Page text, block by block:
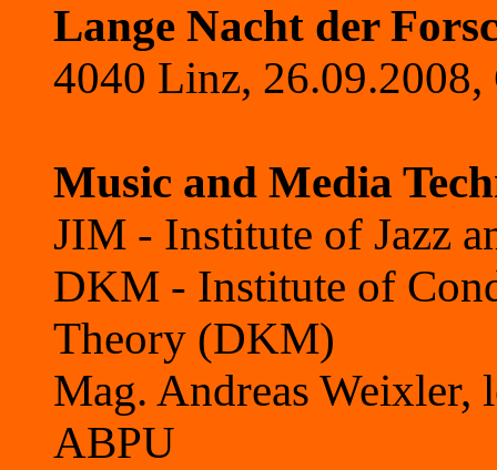
Lange Nacht der
4040 Linz, 26.09.2008,
Music and Media
JIM - Institute of Jazz
DKM - Institute of
Theory (DKM)
Mag. Andreas Weixler,
ABPU